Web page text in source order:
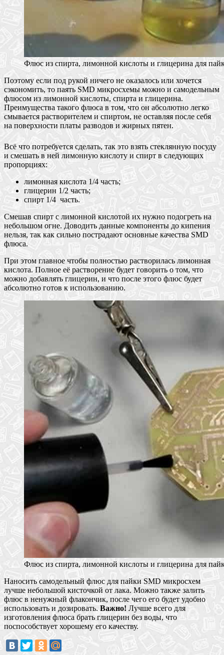
Флюс из спирта, лимонной кислоты и глицерина для
Поэтому если под рукой ничего не оказалось или хочется
сэкономить, то паять SMD микросхемы можно и самодельным
флюсом из лимонной кислоты, спирта и глицерина.
Преимущества такого флюса в том, что он абсолютно легко
смывается растворителем и спиртом, не оставляя после себя
на поверхности платы разводов и жирных пятен.
Всё что потребуется сделать, так это взять стеклянную посуду
и смешать в ней лимонную кислоту и спирт в следующих
пропорциях:
лимонная кислота 1/4 часть;
глицерин 1/2 часть;
спирт 1/4 часть.
Смешав спирт с лимонной кислотой их нужно подогреть на
небольшом огне. Доводить данные компоненты до кипения
нельзя, так как сильно пострадают основные качества SMD
флюса.
При этом главное чтобы полностью растворилась лимонная
кислота. Полное её растворение будет говорить о том, что
можно добавлять глицерин, и что после этого флюс будет
абсолютно готов к использованию.
Флюс из спирта, лимонной кислоты и глицерина для
Наносить самодельный флюс для пайки SMD микросхем
лучше небольшой кисточкой от лака. Можно также залить
флюс в ненужный флакончик, после чего его будет удобно
использовать и дозировать. Важно! Лучше всего для
изготовления флюса брать глицерин без воды, что
поспособствует хорошему его качеству.